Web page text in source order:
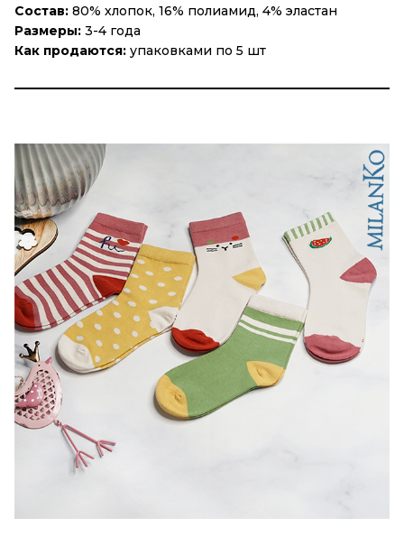
Состав: 80% хлопок, 16% полиамид, 4% эластан
Размеры: 3-4 года
Как продаются: упаковками по 5 шт